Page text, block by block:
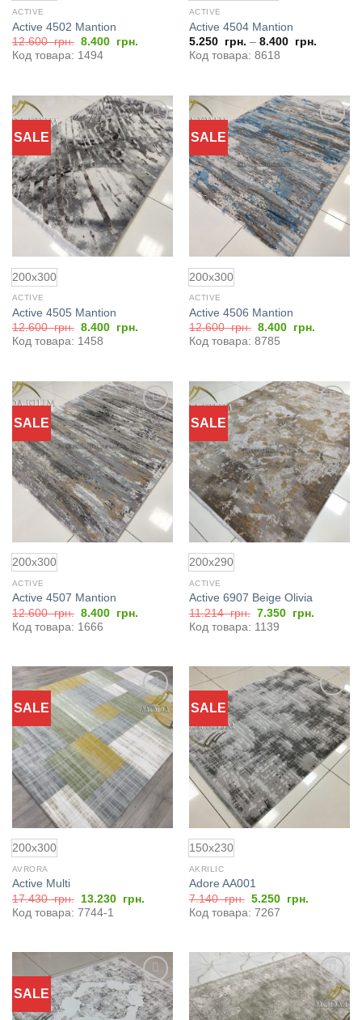
ACTIVE
Active 4502 Mantion
12.600грн. Первоначальная
цена
составляла
8.400 грн.Текущая
Код товара: 1494
ACTIVE
Active 4504 Mantion
5.250 грн. – 8.400 грн.
Код товара: 8618
SALE
Добавить
в
избранное
200x300
ACTIVE
Active 4505 Mantion
12.600грн. Первоначальная
цена
составляла
8.400 грн.
Код товара: 1458
SALE
Добавить
в
избранное
200x300
ACTIVE
Active 4506 Mantion
12.600грн. Первоначальная
цена
составляла
8.400 грн.
Код товара: 8785
SALE
Добавить
в
избранное
200x300
ACTIVE
Active 4507 Mantion
12.600грн. Первоначальная
цена
составляла
8.400 грн.
Код товара: 1666
SALE
Добавить
в
избранное
200x290
ACTIVE
Active 6907 Beige Olivia
11.214грн. Первоначальная
цена
составляла
7.350 грн.
Код товара: 1139
SALE
Добавить
в
избранное
200x300
AVRORA
Active Multi
17.430грн.
Первоначальная
цена
составляла
13.230 грн. Текущая
Код товара: 7744-1
SALE
Добавить
в
избранное
150x230
AKRILIC
Adore AA001
7.140грн. Первоначальная
цена
составляла
5.250 грн.
Код товара: 7267
SALE
Добавить
в
избранное
Добавить
в
избранное